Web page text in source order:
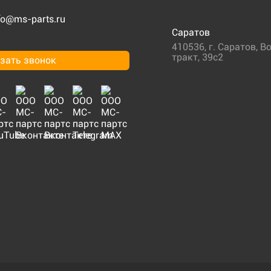
parts.ru
звонок
Саратов
410536, г. Саратов,
тракт, 39с2